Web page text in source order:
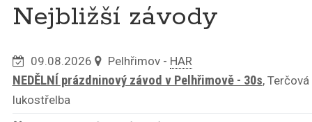
Nejbližší závody
09.08.2026 Pelhřimov - HAR
NEDĚLNÍ prázdninový závod v Pelhřimově - 30s, Terčová
lukostřelba